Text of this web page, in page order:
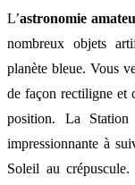
L’astronomie
nombreux objets
planète bleue. Vous
de façon rectiligne et
position. La Station
impressionnante à
Soleil au